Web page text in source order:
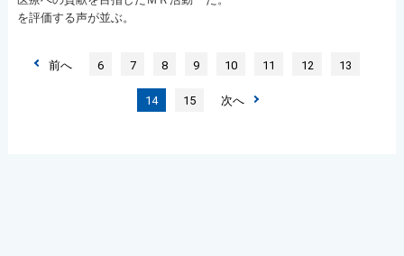
を評価する声が並ぶ。
前へ 6 7 8 9 10 11 12 13
14 15 次へ